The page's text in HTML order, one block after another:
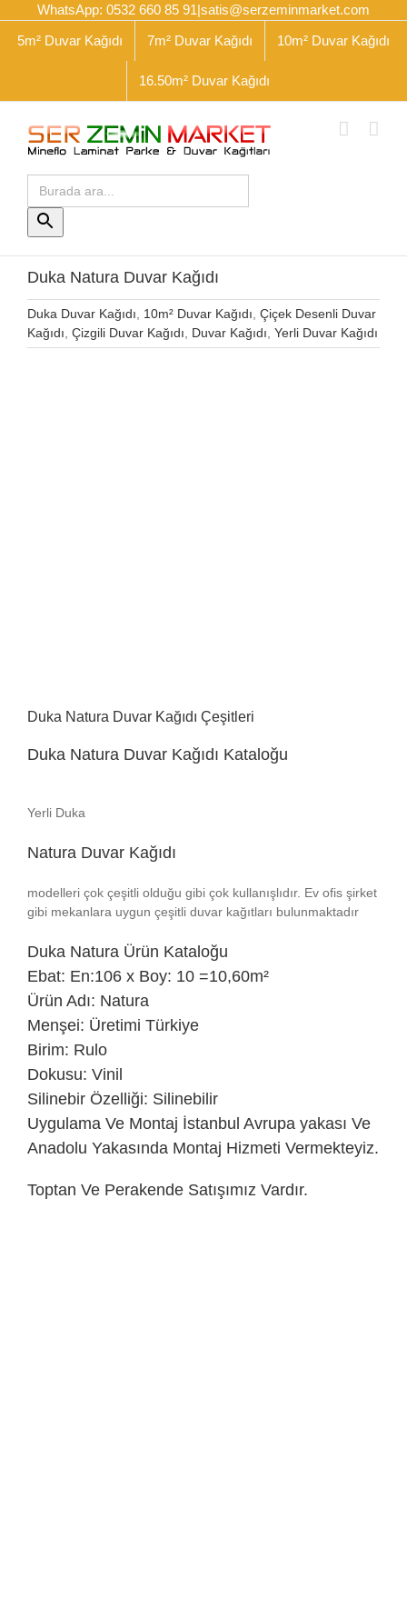
content
WhatsApp: 0532 660 85 91|satis@serzeminmarket.com
5m² Duvar Kağıdı
7m² Duvar Kağıdı 10m² Duvar Kağıdı
16.50m² Duvar Kağıdı
Arama
yap:
Arama
Butonu
Duka Natura Duvar Kağıdı
Duka Duvar Kağıdı 10m² Duvar Kağıdı Çiçek Desenli Duvar
Kağıdı Çizgili Duvar Kağıdı Duvar Kağıdı Yerli Duvar Kağıdı
Duka Natura Duvar Kağıdı Çeşitleri
Duka Natura Duvar Kağıdı Kataloğu
Yerli Duka
Natura Duvar Kağıdı
modelleri çok çeşitli olduğu gibi çok kullanışlıdır. Ev ofis şirket
gibi mekanlara uygun çeşitli duvar kağıtları bulunmaktadır
Duka Natura Ürün Kataloğu
Ebat: En:106 x Boy: 10 =10,60m²
Ürün Adı: Natura
Menşei: Üretimi Türkiye
Birim: Rulo
Dokusu: Vinil
Silinebir Özelliği: Silinebilir
Uygulama Ve Montaj İstanbul Avrupa yakası Ve
Anadolu Yakasında Montaj Hizmeti Vermekteyiz.
Toptan Ve Perakende Satışımız Vardır.